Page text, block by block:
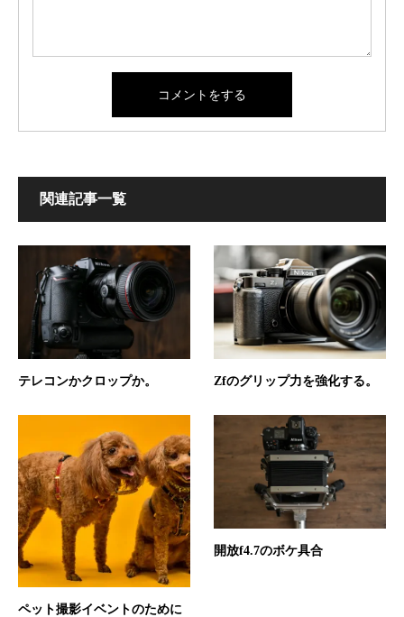
関連記事一覧
テレコンかクロップか。 Zfのグリップ力を強化する。
ペット撮影イベントのために
開放f4.7のボケ具合